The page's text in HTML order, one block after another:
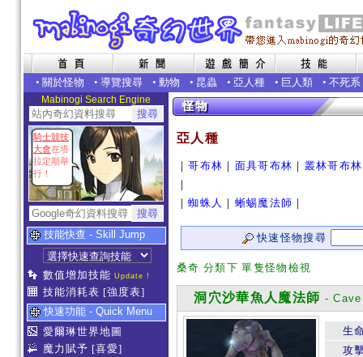
• 關於怪物 • 導覽搜尋 • 動物 • 昆蟲 • 亞人種 • 巨人類 • 不死系
Mabinogi Search Engine
騎士競技
大會在塔
拉定期舉
行！
技能快查 - Skill Jump
數值增加技能 Update !
技能消耗表 [強度表]
快速功能 - Quick Menu
愛爾琳世界地圖
魔力賦予 [喜愛]
亞人種
｜哥布林 ｜ 面具哥布林 ｜ 叢林哥布林
｜
｜蜘蛛人 ｜ 蜥蜴魔法師 ｜
快速怪物搜尋
桑奇 分類下 單隻怪物檢視
洞穴沙華魚人魔法師 -
生
攻